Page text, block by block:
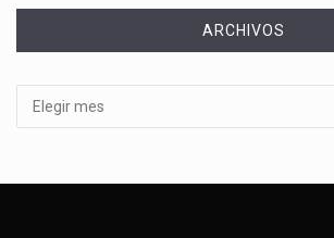
ARCHIVOS